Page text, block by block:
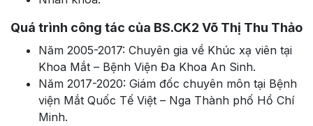
Quá trình công tác của BS.CK2 Võ Thị Thu Thảo
Năm 2005-2017: Chuyên gia về Khúc xạ viên tại
Khoa Mắt – Bệnh Viện Đa Khoa An Sinh.
Năm 2017-2020: Giám đốc chuyên môn tại Bệnh
viện Mắt Quốc Tế Việt – Nga Thành phố Hồ Chí
Minh.